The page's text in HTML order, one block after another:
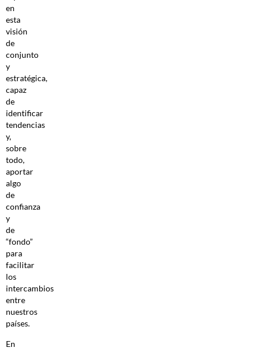
en
esta
visión
de
conjunto
y
estratégica,
capaz
de
identificar
tendencias
y,
sobre
todo,
aportar
algo
de
confianza
y
de
“fondo”
para
facilitar
los
intercambios
entre
nuestros
países.
En